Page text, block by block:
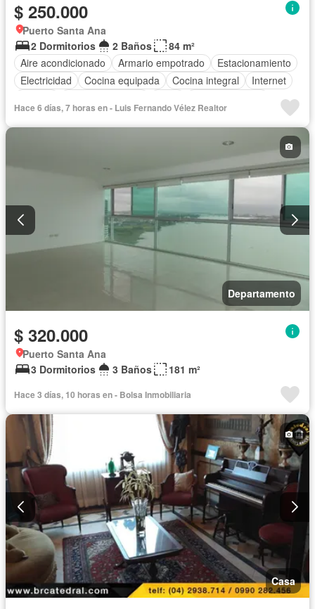
$ 250.000
Puerto Santa Ana
2 Dormitorios
2 Baños
84 m²
Aire acondicionado
Armario empotrado
Estacionamiento
Electricidad
Cocina equipada Cocina integral
Internet
Conserje
Acceso para personas con discapacidad
Completamente amoblado
Hace 6 días, 7 horas en - Luis Fernando Vélez Realtor
Departamento
$ 320.000
Puerto Santa Ana
3 Dormitorios
3 Baños 181 m²
Hace 3 días, 10 horas en - Bolsa Inmobiliaria
Casa